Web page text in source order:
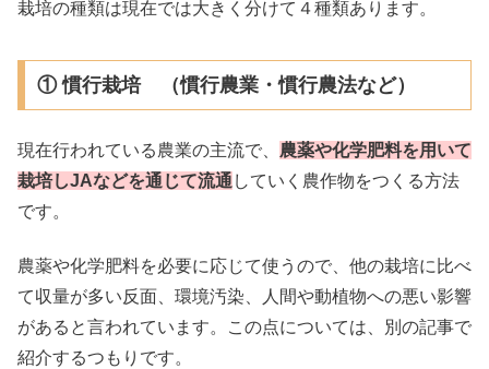
栽培の種類は現在では大きく分けて４種類あります。
① 慣行栽培 （慣行農業・慣行農法など）
現在行われている農業の主流で、 農薬や化学肥料を用いて
栽培しJAなどを通じて流通 していく農作物をつくる方法
です。
農薬や化学肥料を必要に応じて使うので、他の栽培に比べ
て収量が多い反面、環境汚染、人間や動植物への悪い影響
があると言われています。この点については、別の記事で
紹介するつもりです。